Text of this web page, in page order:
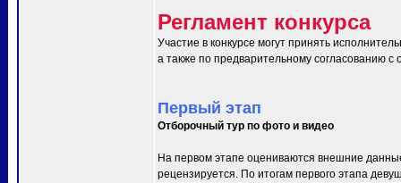
Регламент конкурса
Участие в конкурсе могут принять
а также по предварительному согласованию с
Первый этап
Отборочный тур по фото и видео
На первом этапе оцениваются внешние
рецензируется. По итогам первого этапа